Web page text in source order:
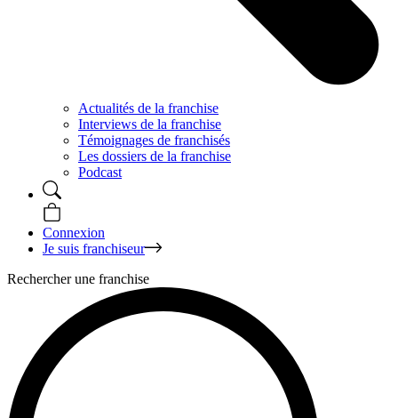
Actualités de la franchise
Interviews de la franchise
Témoignages de franchisés
Les dossiers de la franchise
Podcast
Connexion
Je suis franchiseur
Rechercher une franchise